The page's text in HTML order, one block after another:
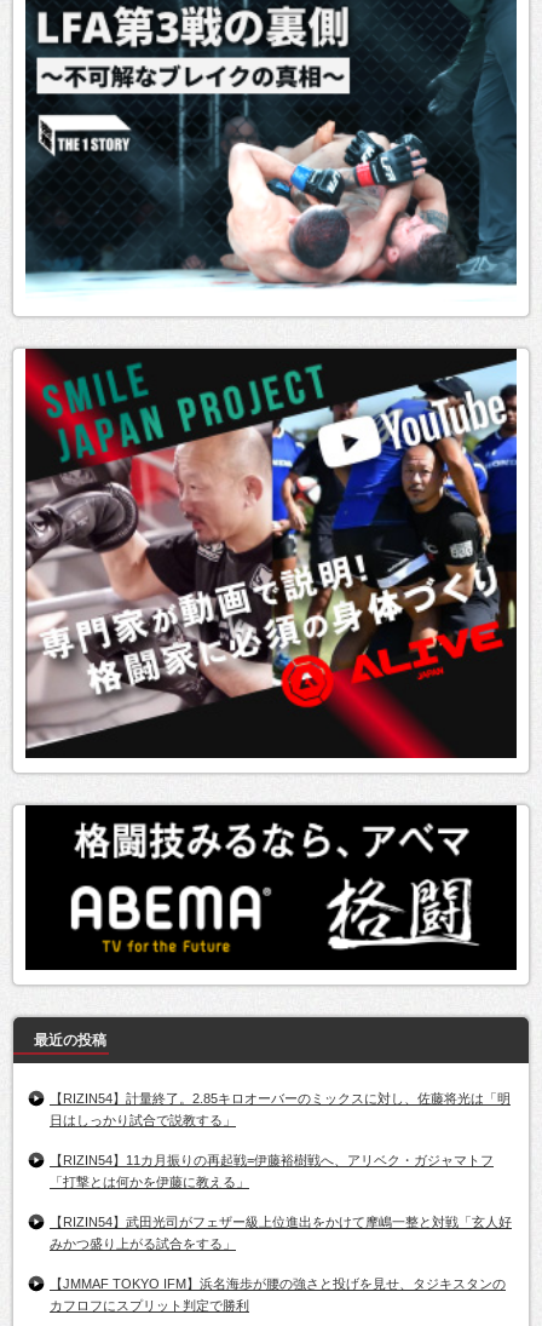
最近の投稿
【RIZIN54】計量終了。2.85キロオーバーのミックスに対し、佐藤将光は「明
日はしっかり試合で説教する」
【RIZIN54】11カ月振りの再起戦=伊藤裕樹戦へ、アリベク・ガジャマトフ
「打撃とは何かを伊藤に教える」
【RIZIN54】武田光司がフェザー級上位進出をかけて摩嶋一整と対戦「玄人好
みかつ盛り上がる試合をする」
【JMMAF TOKYO IFM】浜名海歩が腰の強さと投げを見せ、タジキスタンの
カフロフにスプリット判定で勝利